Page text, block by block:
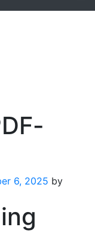
6, 2025 by